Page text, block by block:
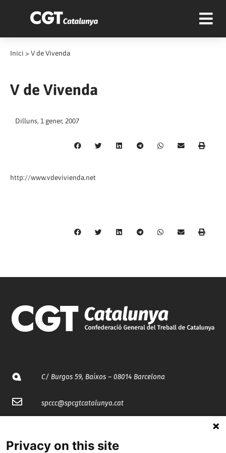
Inici > V de Vivenda
V de Vivenda
Dilluns, 1 gener, 2007
http://www.vdevivienda.net
C/ Burgos 59, Baixos – 08014 Barcelona
spccc@spcgtcatalunya.cat
Privacy on this site